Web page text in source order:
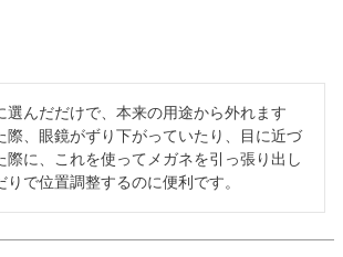
選んだだけで、本来の用途から外れます
際、眼鏡がずり下がっていたり、目に近づ
際に、これを使ってメガネを引っ張り出し
で位置調整するのに便利です。